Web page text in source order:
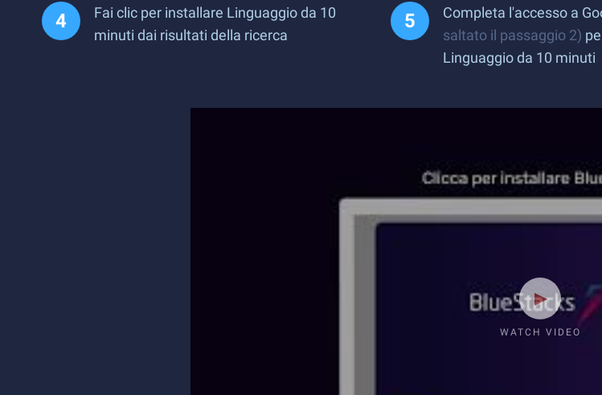
Fai clic per installare Linguaggio da 10
minuti dai risultati della ricerca
Completa l'accesso a
saltato il passaggio 2)
Linguaggio da 10 minuti
WATCH VIDEO